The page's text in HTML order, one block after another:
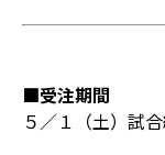
■受注期間
５／１（土）試